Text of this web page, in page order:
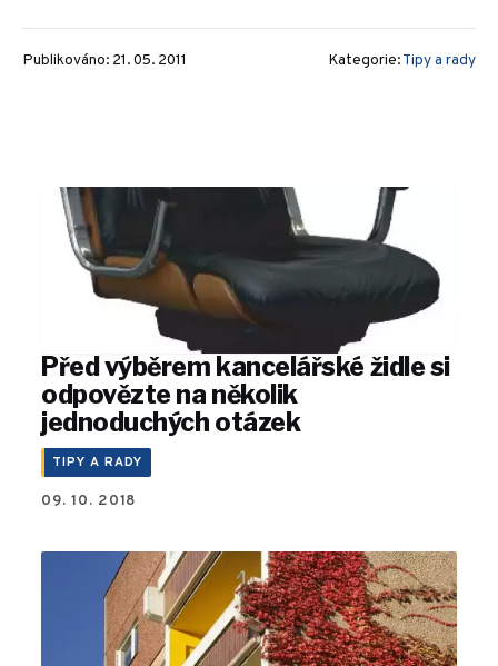
Publikováno: 21. 05. 2011 Kategorie:Tipy a rady
Před výběrem kancelářské židle si
odpovězte na několik
jednoduchých otázek
TIPY A RADY
09. 10. 2018